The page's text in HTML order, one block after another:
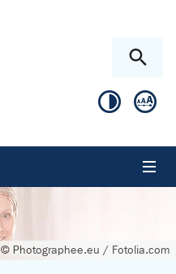
© Photographee.eu / Fotolia.com